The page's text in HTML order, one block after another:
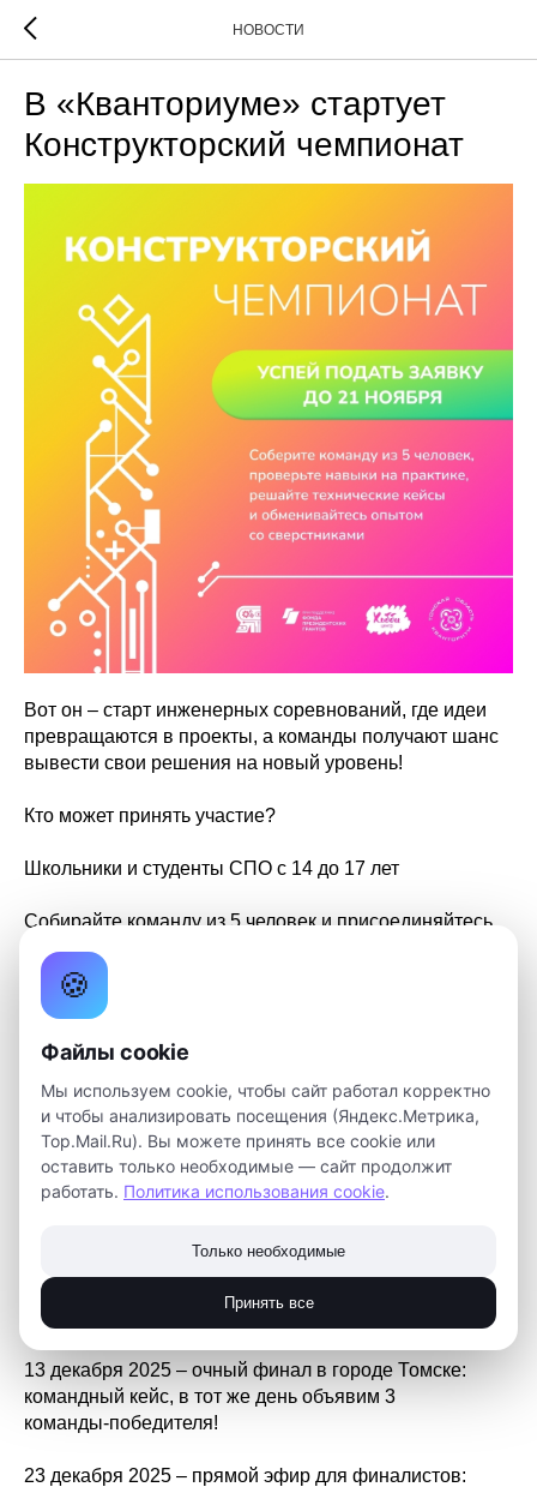
НОВОСТИ
В «Кванториуме» стартует
Конструкторский чемпионат
Вот он – старт инженерных соревнований, где идеи
превращаются в проекты, а команды получают шанс
вывести свои решения на новый уровень!
Кто может принять участие?
Школьники и студенты СПО с 14 до 17 лет
Собирайте команду из 5 человек и присоединяйтесь,
чтобы прокачать инженерное мышление, проверить
навыки на практике, решить интересные технические
задачи и обменяться опытом со сверстниками!
Подробнее о чемпионате:
https://expotechjunior.ru/open_champ2025
Этапы соревнований:
До 21 ноября 2025 – регистрация и отборочный
До 29 ноября 2025 – полуфинал: практическое
задание в дистанционном формате
13 декабря 2025 – очный финал в городе Томске:
командный кейс, в тот же день объявим 3
команды‑победителя!
23 декабря 2025 – прямой эфир для финалистов:
🍪
Файлы cookie
Мы используем cookie, чтобы сайт работал корректно
и чтобы анализировать посещения (Яндекс.Метрика,
Top.Mail.Ru). Вы можете принять все cookie или
оставить только необходимые — сайт продолжит
работать. Политика использования cookie.
Только необходимые
Принять все